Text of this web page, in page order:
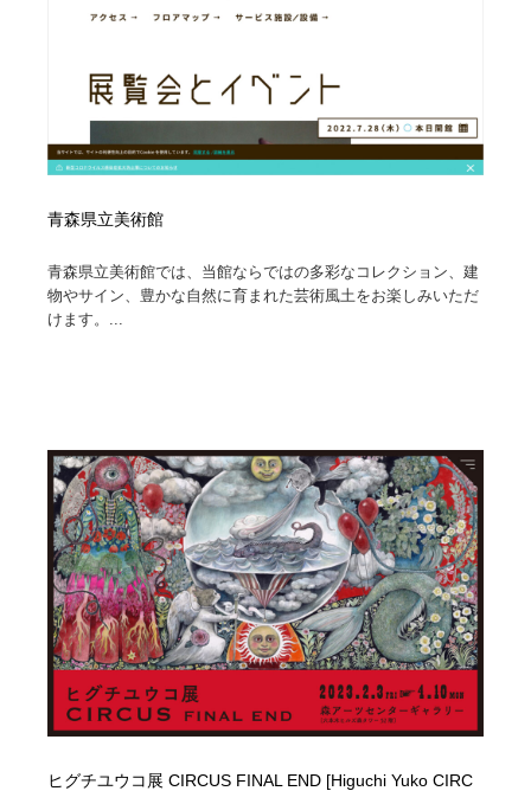
青森県立美術館
青森県立美術館では、当館ならではの多彩なコレクション、建
物やサイン、豊かな自然に育まれた芸術風土をお楽しみいただ
けます。...
ヒグチユウコ展 CIRCUS FINAL END [Higuchi Yuko CIRC